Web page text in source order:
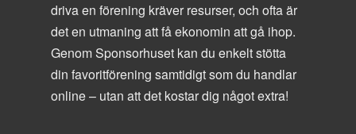
driva en förening kräver resurser, och ofta är
det en utmaning att få ekonomin att gå ihop.
Genom Sponsorhuset kan du enkelt stötta
din favoritförening samtidigt som du handlar
online – utan att det kostar dig något extra!